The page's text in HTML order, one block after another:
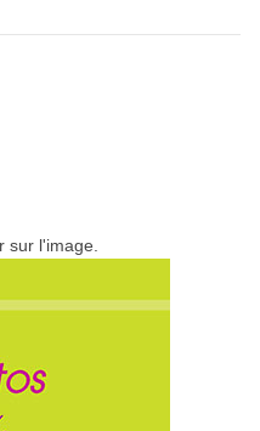
sur l'image.